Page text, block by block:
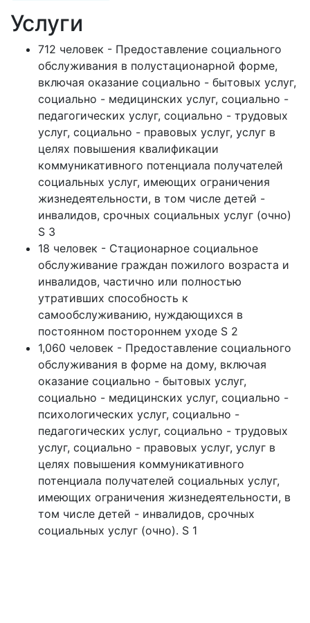
Услуги
712 человек - Предоставление социального
обслуживания в полустационарной форме,
включая оказание социально - бытовых услуг,
социально - медицинских услуг, социально -
педагогических услуг, социально - трудовых
услуг, социально - правовых услуг, услуг в
целях повышения квалификации
коммуникативного потенциала получателей
социальных услуг, имеющих ограничения
жизнедеятельности, в том числе детей -
инвалидов, срочных социальных услуг (очно)
S 3
18 человек - Стационарное социальное
обслуживание граждан пожилого возраста и
инвалидов, частично или полностью
утративших способность к
самообслуживанию, нуждающихся в
постоянном постороннем уходе S 2
1,060 человек - Предоставление социального
обслуживания в форме на дому, включая
оказание социально - бытовых услуг,
социально - медицинских услуг, социально -
психологических услуг, социально -
педагогических услуг, социально - трудовых
услуг, социально - правовых услуг, услуг в
целях повышения коммуникативного
потенциала получателей социальных услуг,
имеющих ограничения жизнедеятельности, в
том числе детей - инвалидов, срочных
социальных услуг (очно). S 1